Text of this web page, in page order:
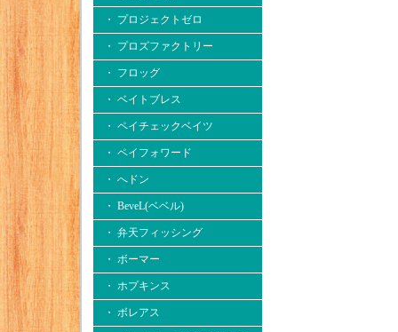
・ プロジェクトゼロ
・ プロズファクトリー
・ フロッグ
・ ベイトブレス
・ ペイチェックベイツ
・ ペイフォワード
・ へドン
・ BeveL(ベベル)
・ 弁天フィッシング
・ ボーマー
・ ホプキンス
・ ボレアス